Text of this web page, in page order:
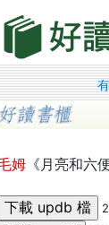
姆 《月亮和六